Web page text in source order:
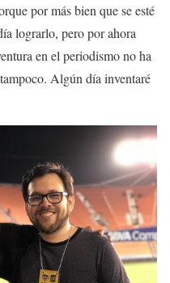
por más bien que se esté
lograrlo, pero por ahora
en el periodismo no ha
Algún día inventaré